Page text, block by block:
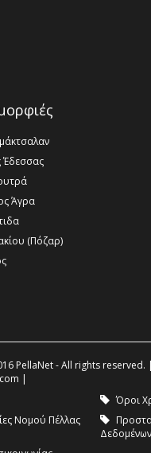
Έδεσσας
Άγρα
(Πόζαρ)
PellaNet - All rights reserved.
|
Όροι
Νομού Πέλλας
Δεδομένων